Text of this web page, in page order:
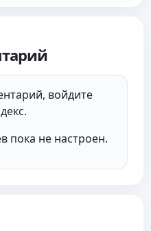
войдите
пока не настроен.